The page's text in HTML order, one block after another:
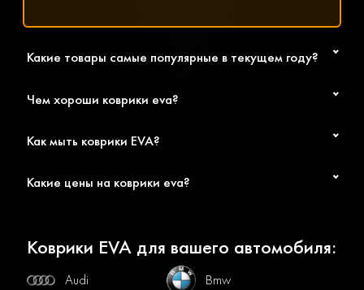
Какие товары самые популярные в текущем году?
Чем хороши коврики eva?
Как мыть коврики EVA?
Какие цены на коврики eva?
Коврики EVA для вашего автомобиля:
Audi Bmw